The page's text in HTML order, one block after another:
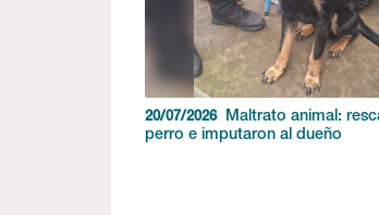
Delitos Ambientales